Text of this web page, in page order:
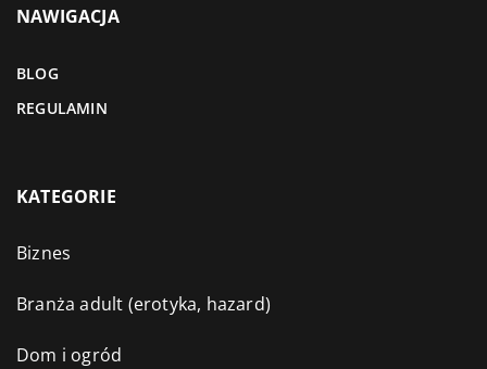
NAWIGACJA
BLOG
REGULAMIN
KATEGORIE
Biznes
Branża adult (erotyka, hazard)
Dom i ogród